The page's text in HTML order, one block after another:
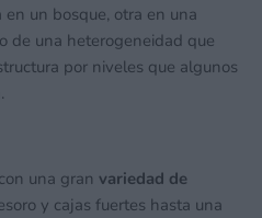
un bosque, otra en una
de una heterogeneidad que
por niveles que algunos
una gran variedad de
y cajas fuertes hasta una